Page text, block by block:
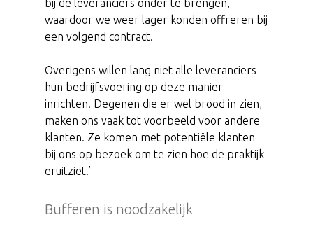
bij de leveranciers onder te brengen,
waardoor we weer lager konden offreren bij
een volgend contract.
Overigens willen lang niet alle leveranciers
hun bedrijfsvoering op deze manier
inrichten. Degenen die er wel brood in zien,
maken ons vaak tot voorbeeld voor andere
klanten. Ze komen met potentiële klanten
bij ons op bezoek om te zien hoe de praktijk
eruitziet.’
Bufferen is noodzakelijk